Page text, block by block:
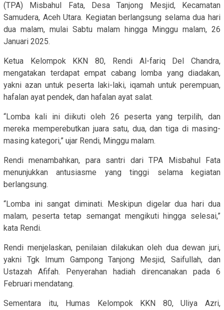
(TPA) Misbahul Fata, Desa Tanjong Mesjid, Kecamatan
Samudera, Aceh Utara. Kegiatan berlangsung selama dua hari
dua malam, mulai Sabtu malam hingga Minggu malam, 26
Januari 2025.
Ketua Kelompok KKN 80, Rendi Al-fariq Del Chandra,
mengatakan terdapat empat cabang lomba yang diadakan,
yakni azan untuk peserta laki-laki, iqamah untuk perempuan,
hafalan ayat pendek, dan hafalan ayat salat.
“Lomba kali ini diikuti oleh 26 peserta yang terpilih, dan
mereka memperebutkan juara satu, dua, dan tiga di masing-
masing kategori,” ujar Rendi, Minggu malam.
Rendi menambahkan, para santri dari TPA Misbahul Fata
menunjukkan antusiasme yang tinggi selama kegiatan
berlangsung.
“Lomba ini sangat diminati. Meskipun digelar dua hari dua
malam, peserta tetap semangat mengikuti hingga selesai,”
kata Rendi.
Rendi menjelaskan, penilaian dilakukan oleh dua dewan juri,
yakni Tgk Imum Gampong Tanjong Mesjid, Saifullah, dan
Ustazah Afifah. Penyerahan hadiah direncanakan pada 6
Februari mendatang.
Sementara itu, Humas Kelompok KKN 80, Uliya Azri,